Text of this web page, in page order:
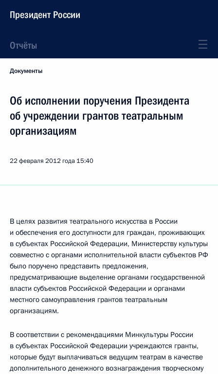
Президент России
Отчёты
Документы
Об исполнении поручения Президента
об учреждении грантов театральным
организациям
22 февраля 2012 года 15:40
В целях развития театрального искусства в России
и обеспечения его доступности для граждан, проживающих
в субъектах Российской Федерации, Министерству культуры
совместно с органами исполнительной власти субъектов РФ
было поручено представить предложения,
предусматривающие выделение органами государственной
власти субъектов Российской Федерации и органами
местного самоуправления грантов театральным
организациям.
В соответствии с рекомендациями Минкультуры России
в субъектах Российской Федерации учреждаются гранты,
которые будут выплачиваться ведущим театрам в качестве
дополнительного денежного вознаграждения творческому